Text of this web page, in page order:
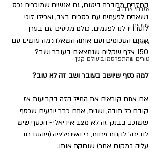
אזרחי ארה״ב
עסקים
צוואות
טורים שהתפרסמו ב׳עולם קטן׳
החזרים מחברת ביטוח, גם אנשים שמוכרים נכס
נשארים לפעמים עם כספים בצד, ואפילו זוכי
לוטו היו לנו לפעמים. כולם מגיעים עם בערך
אותם הסכומים ועם אותה השאלה: מה עושים עם
150 אלף שקלים שנמצאים בעובר ושב?
למה כסף שיושב בעובר ושב זה לא טוב?
אם אתם קוראים את המייל הזה בקביעות אז
קודם כל תודה, ושנית, אתם כבר יודעים שכסף
ששוכב בבנק זה לא מצב אידיאלי - הכסף שיש
לנו יכול לקנות פחות, כי האינפלציה (שהסברנו
עליה במקום אחר) שוחקת אותו.